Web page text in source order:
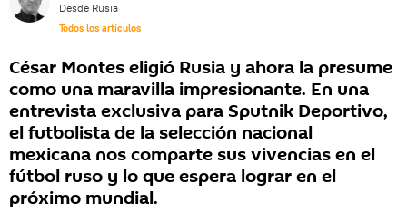
Desde Rusia
Todos los artículos
César Montes eligió Rusia y ahora la presume
como una maravilla impresionante. En una
entrevista exclusiva para Sputnik Deportivo,
el futbolista de la selección nacional
mexicana nos comparte sus vivencias en el
fútbol ruso y lo que espera lograr en el
próximo mundial.